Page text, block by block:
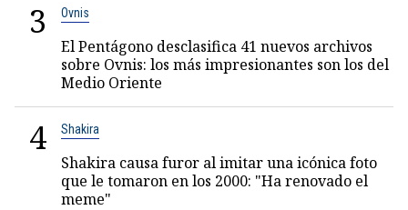
3 Ovnis
El Pentágono desclasifica 41 nuevos archivos
sobre Ovnis: los más impresionantes son los del
Medio Oriente
4 Shakira
Shakira causa furor al imitar una icónica foto
que le tomaron en los 2000: "Ha renovado el
meme"